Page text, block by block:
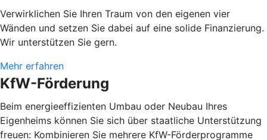
Verwirklichen Sie Ihren Traum von den eigenen vier
Wänden und setzen Sie dabei auf eine solide Finanzierung.
Wir unterstützen Sie gern.
Mehr erfahren
KfW-Förderung
Beim energieeffizienten Umbau oder Neubau Ihres
Eigenheims können Sie sich über staatliche Unterstützung
freuen: Kombinieren Sie mehrere KfW-Förderprogramme